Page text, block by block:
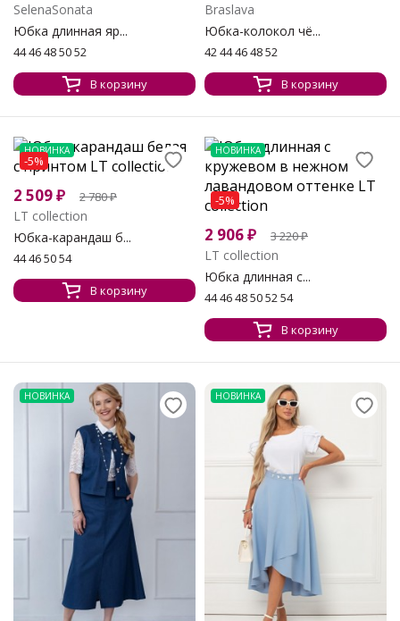
SelenaSonata
Юбка длинная яр...
44 46 48 50 52
В корзину
Braslava
Юбка-колокол чё...
42 44 46 48 52
В корзину
НОВИНКА
-5%
2 509₽ 2 780₽
LT collection
Юбка-карандаш б...
44 46 50 54
В корзину
НОВИНКА
-5%
2 906₽ 3 220₽
LT collection
Юбка длинная с...
44 46 48 50 52 54
В корзину
НОВИНКА НОВИНКА